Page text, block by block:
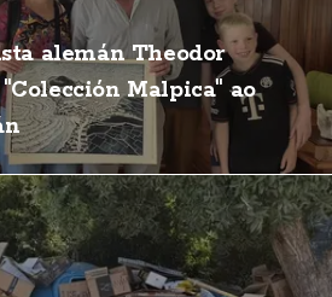
alemán Theodor
Malpica" ao